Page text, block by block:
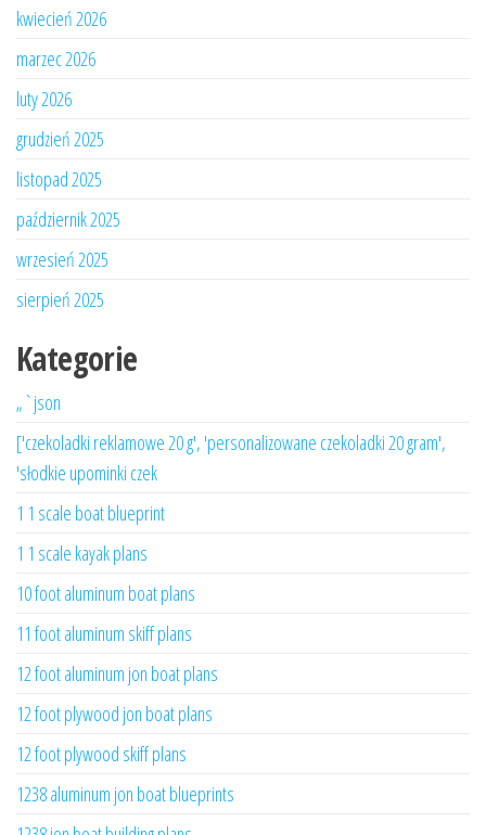
kwiecień 2026
marzec 2026
luty 2026
grudzień 2025
listopad 2025
październik 2025
wrzesień 2025
sierpień 2025
Kategorie
„`json
['czekoladki reklamowe 20 g', 'personalizowane czekoladki 20 gram',
'słodkie upominki czek
1 1 scale boat blueprint
1 1 scale kayak plans
10 foot aluminum boat plans
11 foot aluminum skiff plans
12 foot aluminum jon boat plans
12 foot plywood jon boat plans
12 foot plywood skiff plans
1238 aluminum jon boat blueprints